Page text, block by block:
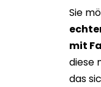
Sie
mit
diese
das